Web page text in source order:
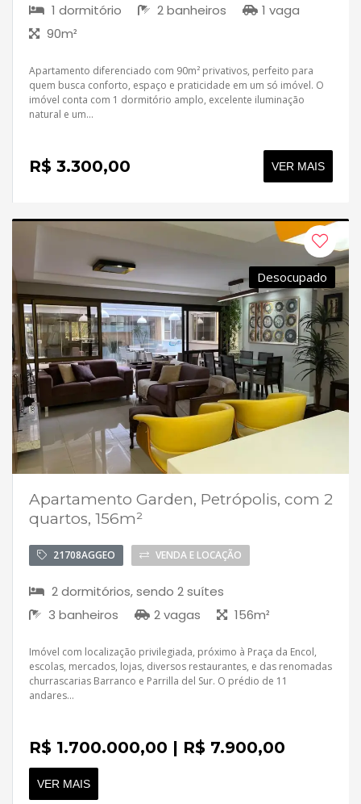
1 dormitório 2 banheiros
1 vaga
90m²
Apartamento diferenciado com 90m² privativos, perfeito para
quem busca conforto, espaço e praticidade em um só imóvel. O
imóvel conta com 1 dormitório amplo, excelente iluminação
natural e um...
R$ 3.300,00 VER MAIS
Desocupado
Apartamento Garden, Petrópolis, com 2
quartos, 156m²
21708AGGEO VENDA E LOCAÇÃO
2 dormitórios, sendo 2 suítes
3 banheiros
2 vagas 156m²
Imóvel com localização privilegiada, próximo à Praça da Encol,
escolas, mercados, lojas, diversos restaurantes, e das renomadas
churrascarias Barranco e Parrilla del Sur. O prédio de 11
andares...
R$ 1.700.000,00 | R$ 7.900,00
VER MAIS